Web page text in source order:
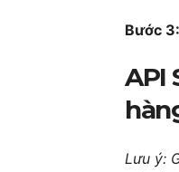
Bước 3:
API
Lưu ý: